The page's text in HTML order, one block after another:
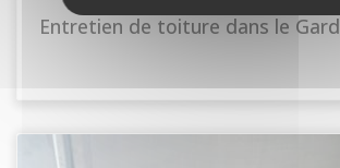
Entretien de toiture dans le Gard